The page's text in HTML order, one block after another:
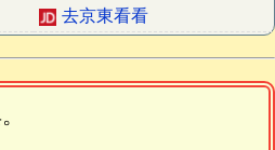
去京東看看